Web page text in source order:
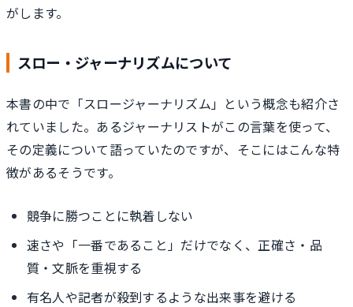
がします。
スロー・ジャーナリズムについて
本書の中で「スロージャーナリズム」という概念も紹介さ
れていました。あるジャーナリストがこの言葉を使って、
その定義について語っていたのですが、そこにはこんな特
徴があるそうです。
競争に勝つことに執着しない
速さや「一番であること」だけでなく、正確さ・品
質・文脈を重視する
有名人や記者が殺到するような出来事を避ける